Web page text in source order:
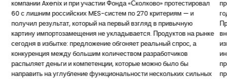
компании Axenix и при участии Фонда «Сколково» протестировал
60 с лишним российских MES-систем по 270 критериям — и
получил результат, который на первый взгляд в привычную
картину импортозамещения не укладывается. Продуктов на рынке
сегодня в избытке: предложение обгоняет реальный спрос, а
конкуренция между большим количеством разработчиков
распыляет деньги и компетенции, которые можно было бы
направить на углубление функциональности нескольких сильных